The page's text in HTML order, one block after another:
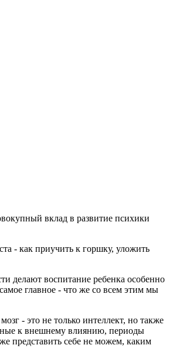
вклад в развитие психики
- как приучить к горшку, уложить
делают воспитание ребенка особенно
глав­ное - что же со всем этим мы
- это не только интеллект, но также
к внешнему влиянию, периоды
представить себе не можем, каким